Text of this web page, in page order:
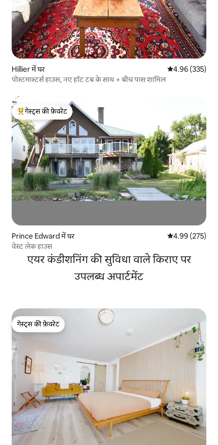
Hillier में घर औसत रेटिंग 5 में से
4.96 (335)
पोस्टमास्टर्स हाउस, नए हॉट टब के साथ + बीच पास शामिल
गेस्ट्स का टॉप फ़ेवरेट
गेस्ट्स की फ़ेवरेट
Prince Edward में घर औसत रेटिंग 5 में से
4.99 (275)
वेस्ट लेक हाउस
एयर कंडीशनिंग की सुविधा वाले किराए पर
उपलब्ध अपार्टमेंट
गेस्ट्स की फ़ेवरेट
गेस्ट्स की फ़ेवरेट